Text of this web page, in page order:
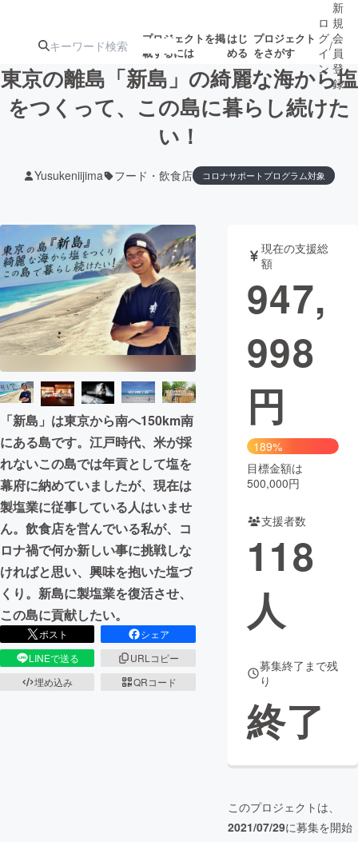
プロジェクトを掲
載するには
はじ
める
プロジェクト
をさがす
注目の新着プロ
テクノロジー・ガジェット ゲーム・サ
映像・映画 書籍・雑誌
ビジネス・起業 チャレンジ
まちづくり・地域活性化
CAMPFIRE for Social Good
CAMPFIRE Creation
CAMPFIREふるさと納税machi-ya コミュニティ
ロ
グ
イ
ン
/
新
規
会
員
登
録
東京の離島「新島」の綺麗な海から塩
をつくって、この島に暮らし続けた
い！
Yusukeniijima フード・飲食店 コロナサポートプログラム対象
「新島」は東京から南へ150km南
にある島です。江戸時代、米が採
れないこの島では年貢として塩を
幕府に納めていましたが、現在は
製塩業に従事している人はいませ
ん。飲食店を営んでいる私が、コ
ロナ禍で何か新しい事に挑戦しな
ければと思い、興味を抱いた塩づ
くり。新島に製塩業を復活させ、
この島に貢献したい。
ポスト
シェア
LINEで送る
URLコピー
埋め込み
QRコード
現在の支援総
額
947,
998
円
189%
目標金額は
500,000円
支援者数
118
人
募集終了まで残
り
終了
このプロジェクトは、
2021/07/29に募集を開始